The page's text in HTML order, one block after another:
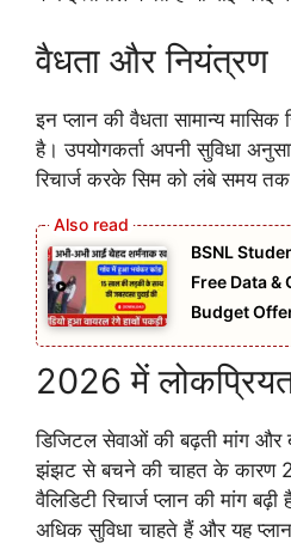
वैधता और नियंत्रण
इन प्लान की वैधता सामान्य मासिक
है। उपयोगकर्ता अपनी सुविधा
रिचार्ज करके सिम को लंबे समय
BSNL
Free Data &
Budget
2026 में
डिजिटल सेवाओं की बढ़ती मांग और
झंझट से बचने की चाहत के कारण
वैलिडिटी रिचार्ज प्लान की मांग
अधिक सुविधा चाहते हैं और यह